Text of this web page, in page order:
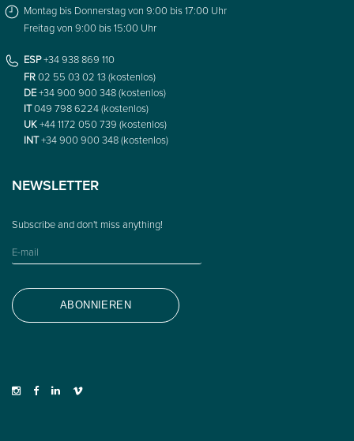
Montag bis Donnerstag von 9:00 bis 17:00 Uhr
Freitag von 9:00 bis 15:00 Uhr
ESP+34 938 869 110
FR02 55 03 02 13 (kostenlos)
DE+34 900 900 348 (kostenlos)
IT049 798 6224 (kostenlos)
UK+44 1172 050 739 (kostenlos)
INT+34 900 900 348 (kostenlos)
NEWSLETTER